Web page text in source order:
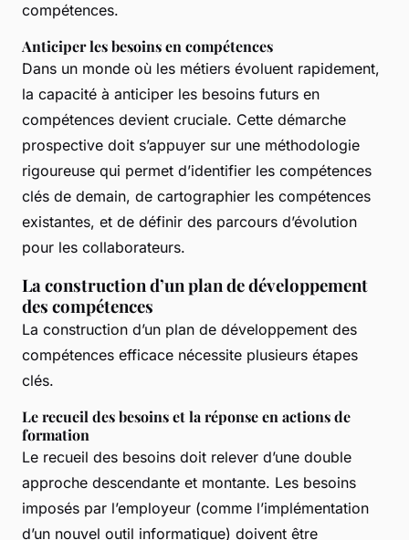
compétences.
Anticiper les besoins en compétences
Dans un monde où les métiers évoluent rapidement,
la capacité à anticiper les besoins futurs en
compétences devient cruciale. Cette démarche
prospective doit s’appuyer sur une méthodologie
rigoureuse qui permet d’identifier les compétences
clés de demain, de cartographier les compétences
existantes, et de définir des parcours d’évolution
pour les collaborateurs.
La construction d’un plan de développement
des compétences
La construction d’un plan de développement des
compétences efficace nécessite plusieurs étapes
clés.
Le recueil des besoins et la réponse en actions de
formation
Le recueil des besoins doit relever d’une double
approche descendante et montante. Les besoins
imposés par l’employeur (comme l’implémentation
d’un nouvel outil informatique) doivent être